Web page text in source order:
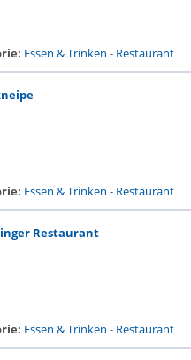
Essen & Trinken - Restaurant
Essen & Trinken - Restaurant
Restaurant
Essen & Trinken - Restaurant